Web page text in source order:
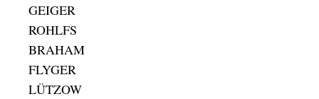
GEIGER
ROHLFS
BRAHAM
FLYGER
LÜTZOW